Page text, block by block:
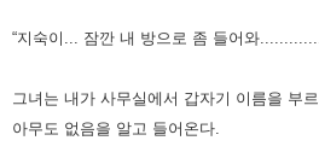
“지숙이... 잠깐 내 방으로 좀 들어와
그녀는 내가 사무실에서 갑자기 이름을 부
아무도 없음을 알고 들어온다.